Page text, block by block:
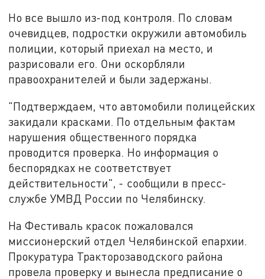
Но все вышло из-под контроля. По словам
очевидцев, подростки окружили автомобиль
полиции, который приехал на место, и
разрисовали его. Они оскорбляли
правоохранителей и были задержаны.
"Подтверждаем, что автомобили полицейских
закидали красками. По отдельным фактам
нарушения общественного порядка
проводится проверка. Но информация о
беспорядках не соответствует
действительности", - сообщили в пресс-
службе УМВД России по Челябинску.
На Фестиваль красок пожаловался
миссионерский отдел Челябинской епархии.
Прокуратура Тракторозаводского района
провела проверку и вынесла предписание о